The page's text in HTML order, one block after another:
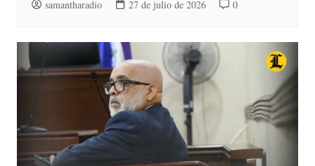
samantharadio 27 de julio de 2026 0